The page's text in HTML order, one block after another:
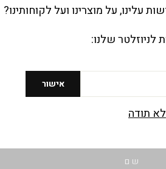
נוספים? פנו אלינו
שם
עלינו, על מוצרינו ועל לקוחותינו?
לניוזלטר שלנו:
אישור
לא תודה